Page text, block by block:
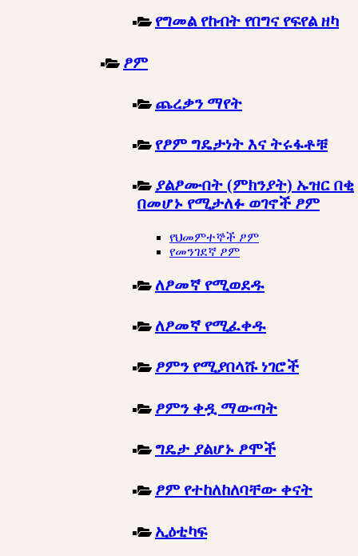
የግመል የከብት የበግና የፍየል ዘካ
ፆም
ጨረቃን ማየት
የፆም ግዴታነት እና ትሩፋቶቹ
ያልፆሙበት (ምክንያት) ኡዝር በቂ
በመሆኑ የሚታለፉ ወገኖች ፆም
የህመምተኞች ፆም
የመንገደኛ ፆም
ለፆመኛ የሚወደዱ
ለፆመኛ የሚፈቀዱ
ፆምን የሚያበላሹ ነገሮች
ፆምን ቀዷ ማውጣት
ግዴታ ያልሆኑ ፆሞች
ፆም የተከለከለባቸው ቀናት
ኢዕቲካፍ